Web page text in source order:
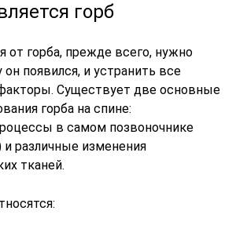
горб
от горба, прежде всего, нужно
появился, и устранить все
Существует две основные
горба на спине:
в самом позвоночнике
и различные изменения
тканей.